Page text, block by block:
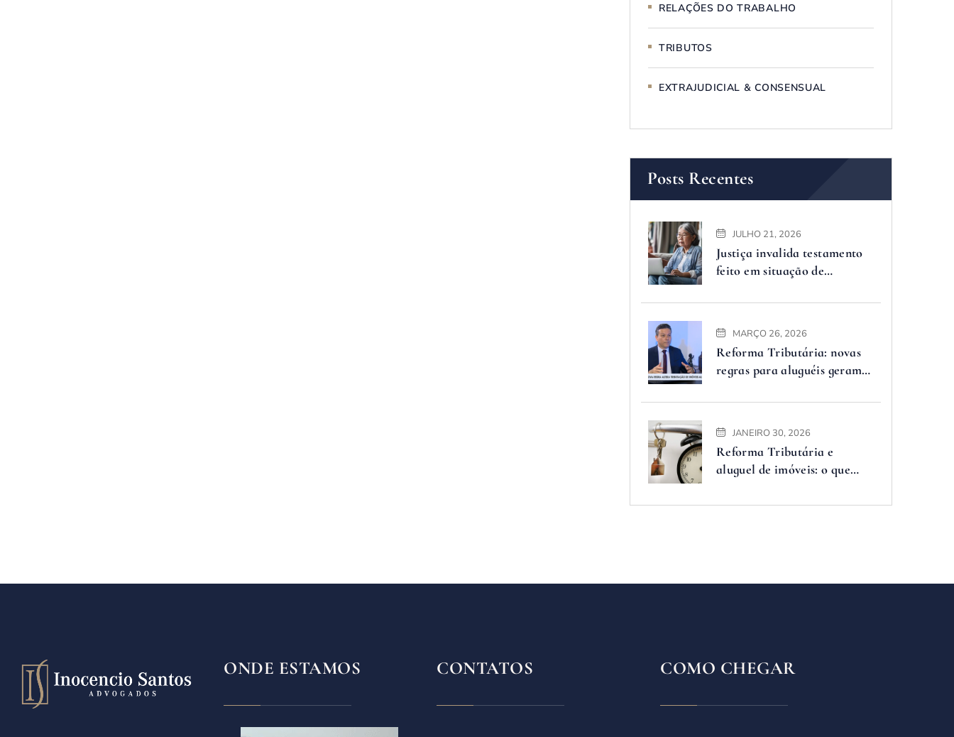
RELAÇÕES DO TRABALHO
TRIBUTOS
EXTRAJUDICIAL & CONSENSUAL
Posts Recentes
JULHO 21, 2026
Justiça invalida testamento
feito em situação de
MARÇO 26, 2026
Reforma Tributária: novas
regras para aluguéis geram
que muda
JANEIRO 30, 2026
Reforma Tributária e
aluguel de imóveis: o que
ONDE ESTAMOS CONTATOS COMO CHEGAR